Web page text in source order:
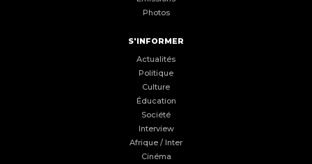
Photos
S'INFORMER
Actualités
Politique
Culture
Éducation
Société
Interview
Afrique / Inter
Cinéma